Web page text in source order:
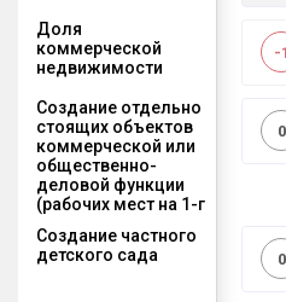
Доля
коммерческой
недвижимости
-1
Создание отдельно
стоящих объектов
коммерческой или
общественно-
деловой функции
(рабочих мест на 1-г
0
Создание частного
детского сада
0